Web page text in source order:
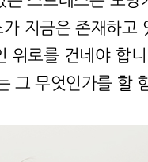
지금은 존재하고
로를 건네야 합
그 무엇인가를 할